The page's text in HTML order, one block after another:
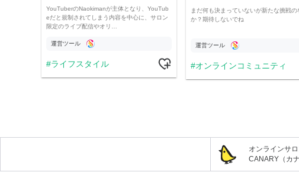
YouTuberのNaokimanが主体となり、YouTub
eだと規制されてしまう内容を中心に、サロン
限定のライブ配信やオリ…
運営ツール
ライフスタイル
まだ何も決まっていないが新たな挑戦の
か？期待しないでね
運営ツール
オンラインコミュニティ
オンラインサ
CANARY（カナ